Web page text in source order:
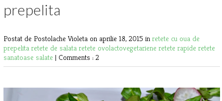
prepelita
Postat de Postolache Violeta on aprilie 18, 2015 in retete cu oua de
prepelita retete de salata retete ovolactovegetariene retete rapide retete
sanatoase salate | Comments : 2